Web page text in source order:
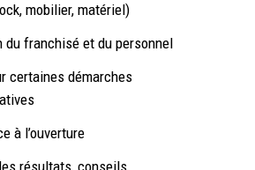
mobilier, matériel)
du franchisé et du personnel
certaines démarches
à l’ouverture